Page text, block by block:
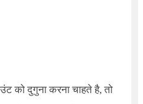
को दुगुना करना चाहते है,तो